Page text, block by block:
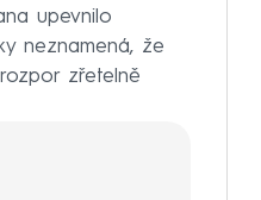
upevnilo
neznamená, že
zřetelně